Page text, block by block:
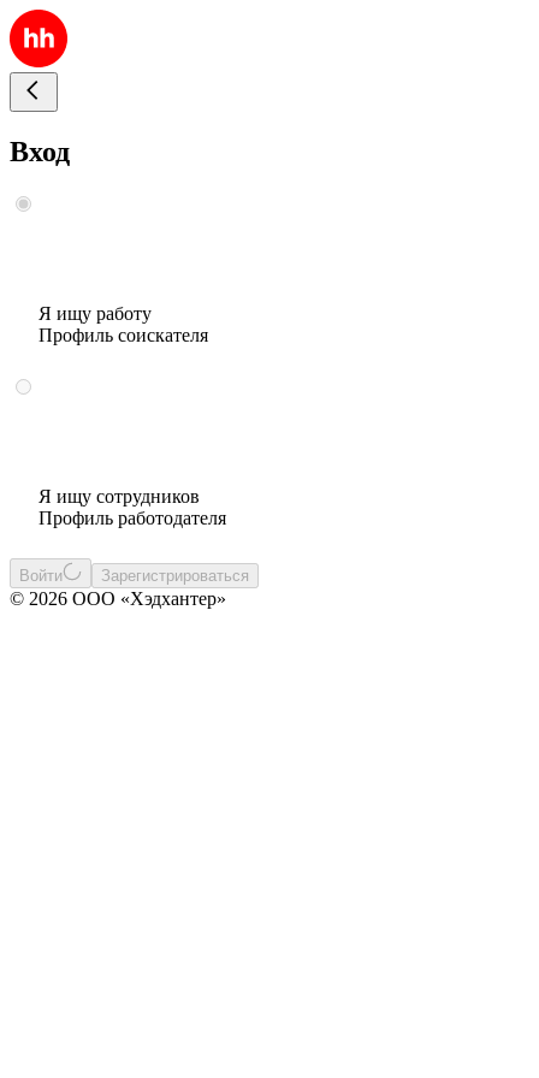
Вход
Я ищу работу
Профиль соискателя
Я ищу сотрудников
Профиль работодателя
Войти Зарегистрироваться
© 2026 ООО «Хэдхантер»